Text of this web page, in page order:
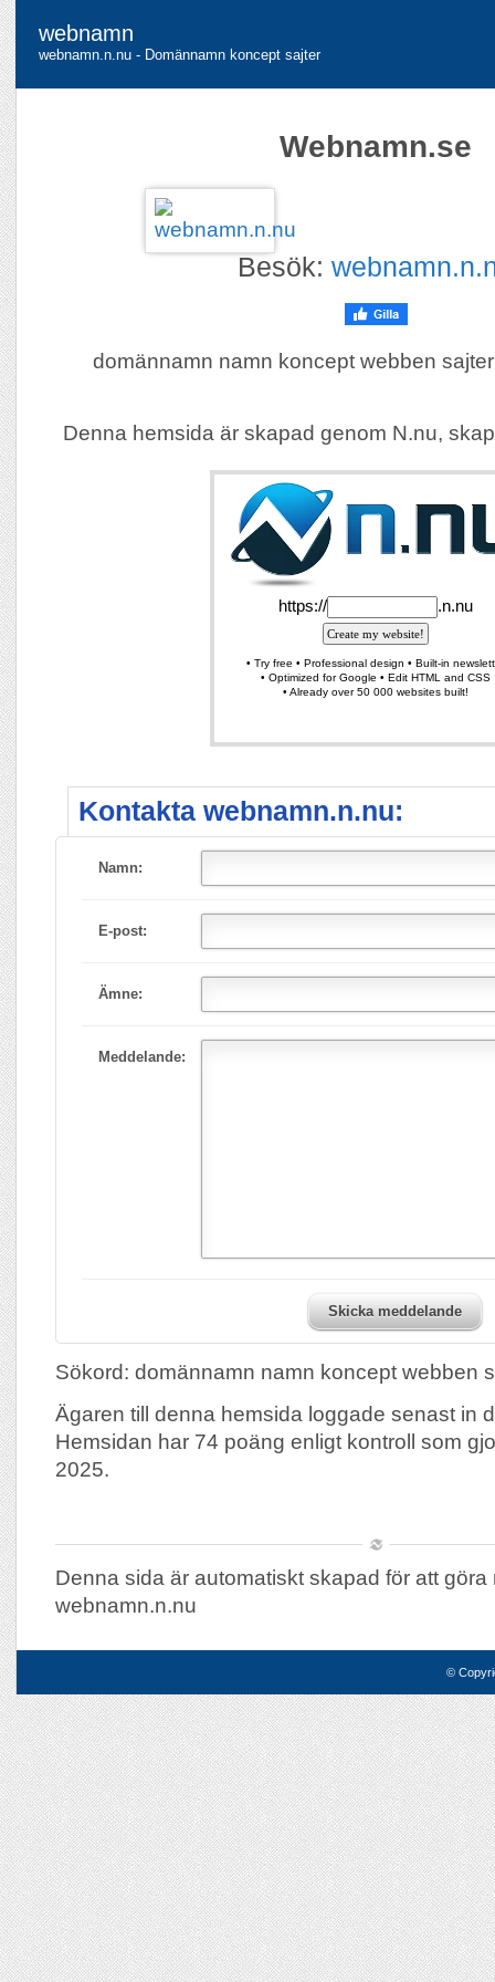
webnamn
webnamn.n.nu - Domännamn koncept sajter
Webnamn.se
Besök:
domännamn namn koncept webben
Denna hemsida är skapad genom N.nu,
Kontakta webnamn.n.nu:
Namn:
E-post:
Ämne:
Meddelande:
Skicka meddelande
Sökord: domännamn namn koncept webben
Ägaren till denna hemsida loggade senast in
Hemsidan har 74 poäng enligt kontroll som
2025.
Denna sida är automatiskt skapad för att göra
webnamn.n.nu
©